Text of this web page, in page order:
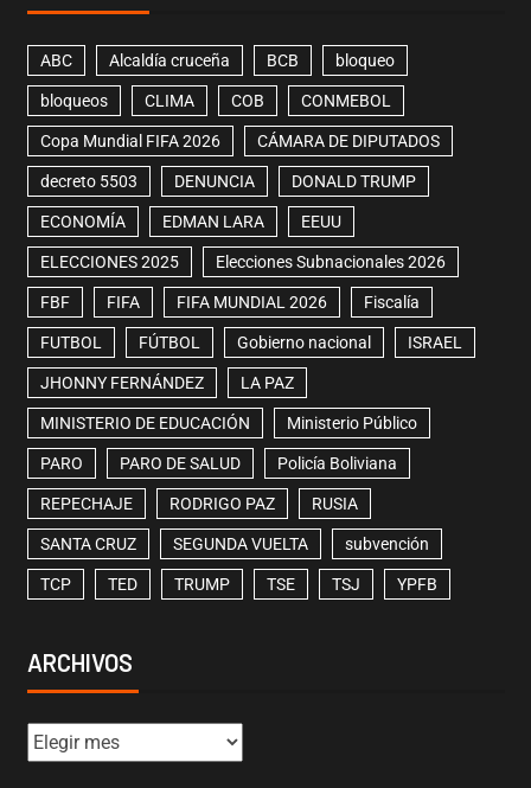
ABC Alcaldía cruceña BCB bloqueo
bloqueos CLIMA COB CONMEBOL
Copa Mundial FIFA 2026 CÁMARA DE DIPUTADOS
decreto 5503 DENUNCIA DONALD TRUMP
ECONOMÍA EDMAN LARA EEUU
ELECCIONES 2025 Elecciones Subnacionales 2026
FBF FIFA FIFA MUNDIAL 2026 Fiscalía
FUTBOL FÚTBOL Gobierno nacional ISRAEL
JHONNY FERNÁNDEZ LA PAZ
MINISTERIO DE EDUCACIÓN Ministerio Público
PARO PARO DE SALUD Policía Boliviana
REPECHAJE RODRIGO PAZ RUSIA
SANTA CRUZ SEGUNDA VUELTA subvención
TCP TED TRUMP TSE TSJ YPFB
ARCHIVOS